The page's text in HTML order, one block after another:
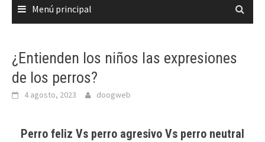
Menú principal
¿Entienden los niños las expresiones
de los perros?
4 agosto, 2023 doogweb
Perro feliz Vs perro agresivo Vs perro neutral